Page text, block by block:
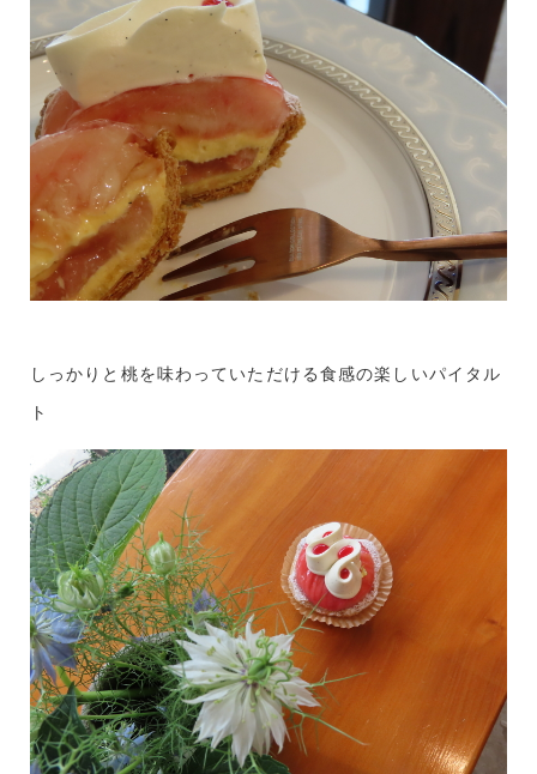
しっかりと桃を味わっていただける食感の楽しいパイタル
ト